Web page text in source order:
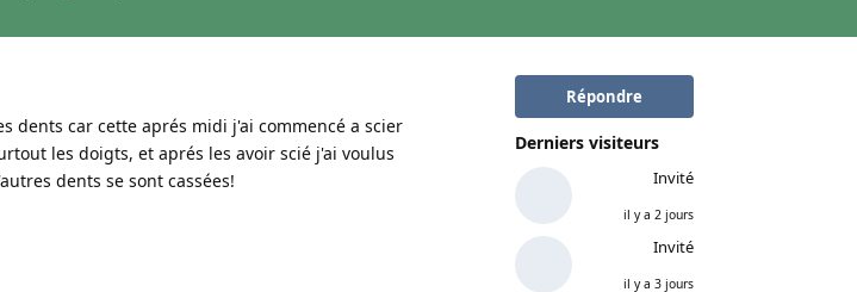
Répondre
Derniers visiteurs
Invité
il y a 2 jours
Invité
il y a 3 jours
dents car cette aprés midi j'ai commencé a scier
les doigts, et aprés les avoir scié j'ai voulus
dents se sont cassées!